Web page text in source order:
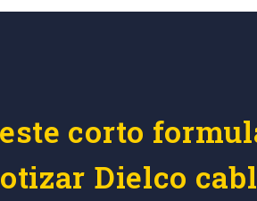
corto
Dielco